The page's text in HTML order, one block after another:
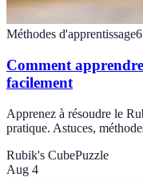
Méthodes d'apprentissage6
Comment
facilement
Apprenez à résoudre le
pratique. Astuces,
Rubik's CubePuzzle
Aug 4